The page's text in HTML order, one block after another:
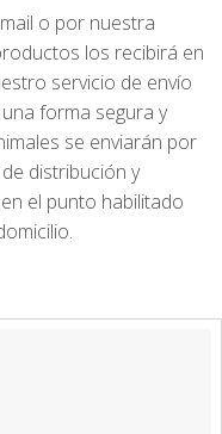
o por nuestra
los recibirá en
servicio de envío
forma segura y
se enviarán por
distribución y
el punto habilitado